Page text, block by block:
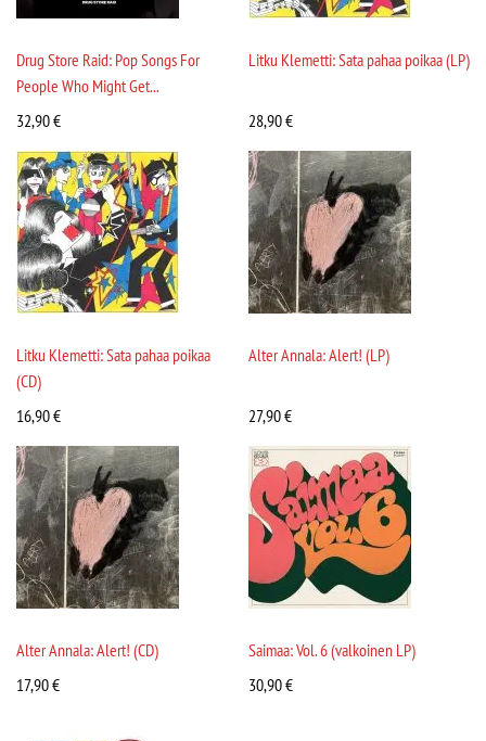
Drug Store Raid: Pop Songs For
People Who Might Get...
32,90€
Litku Klemetti: Sata pahaa poikaa (LP)
28,90€
Litku Klemetti: Sata pahaa poikaa
(CD)
16,90€
Alter Annala: Alert! (LP)
27,90€
Alter Annala: Alert! (CD)
17,90€
Saimaa: Vol. 6 (valkoinen LP)
30,90€